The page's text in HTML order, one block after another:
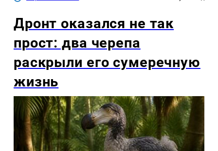
Дронт оказался не так
прост: два черепа
раскрыли его сумеречную
жизнь